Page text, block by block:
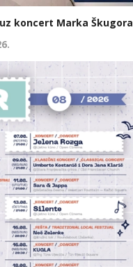
koncert Marka Škugora